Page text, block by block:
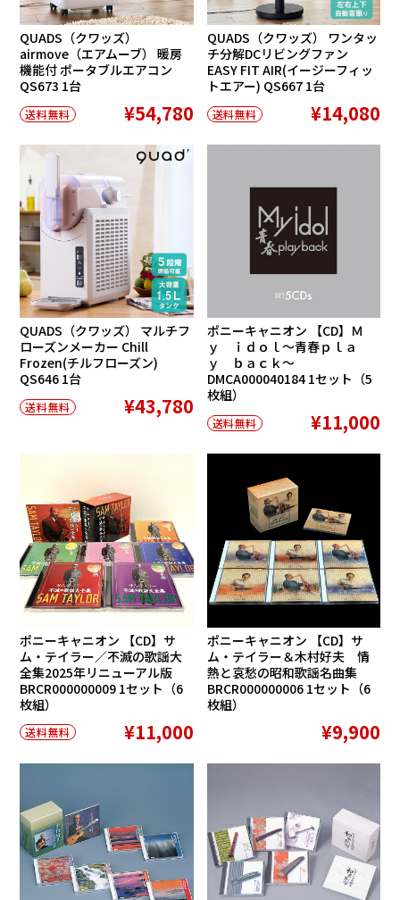
QUADS（クワッズ）
airmove（エアムーブ） 暖房
機能付 ポータブルエアコン
QS673 1台
送料無料 ¥54,780
QUADS（クワッズ） ワンタッ
チ分解DCリビングファン
EASY FIT AIR(イージーフィッ
トエアー) QS667 1台
送料無料 ¥14,080
QUADS（クワッズ） マルチフ
ローズンメーカー Chill
Frozen(チルフローズン)
QS646 1台
送料無料 ¥43,780
ポニーキャニオン 【CD】Ｍ
ｙ ｉｄｏｌ〜青春ｐｌａ
ｙ ｂａｃｋ〜
DMCA000040184 1セット（5
枚組）
送料無料 ¥11,000
ポニーキャニオン 【CD】サ
ム・テイラー／不滅の歌謡大
全集2025年リニューアル版
BRCR000000009 1セット（6
枚組）
送料無料 ¥11,000
ポニーキャニオン 【CD】サ
ム・テイラー＆木村好夫 情
熱と哀愁の昭和歌謡名曲集
BRCR000000006 1セット（6
枚組）
¥9,900